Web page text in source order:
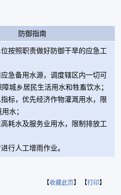
防御指南
按照职责做好防御干旱的应急工
急备用水源，调度辖区内一切可
城乡居民生活用水和牲畜饮水；
标，优先经济作物灌溉用水，限
水；
耗水及服务业用水，限制排放工
行人工增雨作业。
【收藏此页】 【打印】